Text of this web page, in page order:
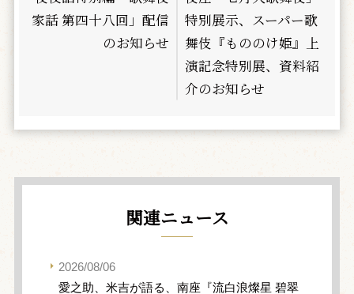
家話 第四十八回」配信
のお知らせ
特別展示、スーパー歌
舞伎『もののけ姫』上
演記念特別展、資料紹
介のお知らせ
関連ニュース
2026/08/06
愛之助、米吉が語る、南座『流白浪燦星 碧翠